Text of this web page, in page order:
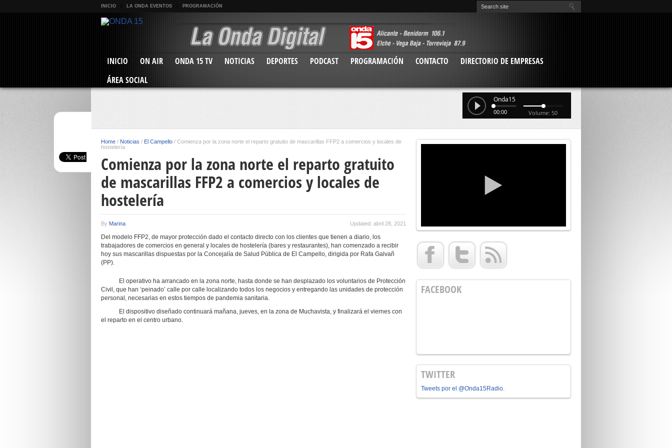
INICIO LA ONDA EVENTOS PROGRAMACIÓN
INICIO ON AIR ONDA 15 TV NOTICIAS DEPORTES PODCAST PROGRAMACIÓN CONTACTO
DIRECTORIO DE EMPRESAS
ÁREA SOCIAL
Onda15
00:00 Volume: 50
Home / Noticias / El Campello / Comienza por la zona norte el reparto gratuito de mascarillas FFP2 a comercios y locales de
hostelería
Comienza por la zona norte el reparto gratuito
de mascarillas FFP2 a comercios y locales de
hostelería
By Marina Updated: abril 28, 2021
Del modelo FFP2, de mayor protección dado el contacto directo con los clientes que tienen a diario, los
trabajadores de comercios en general y locales de hostelería (bares y restaurantes), han comenzado a recibir
hoy sus mascarillas dispuestas por la Concejalía de Salud Pública de El Campello, dirigida por Rafa Galvañ
(PP).
El operativo ha arrancado en la zona norte, hasta donde se han desplazado los voluntarios de Protección
Civil, que han ‘peinado’ calle por calle localizando todos los negocios y entregando las unidades de protección
personal, necesarias en estos tiempos de pandemia sanitaria.
El dispositivo diseñado continuará mañana, jueves, en la zona de Muchavista, y finalizará el viernes con
el reparto en el centro urbano.
FACEBOOK
TWITTER
Tweets por el @Onda15Radio.